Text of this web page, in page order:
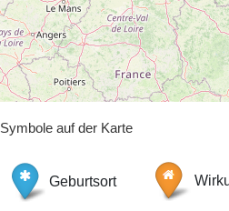
Symbole auf der Karte
Geburtsort